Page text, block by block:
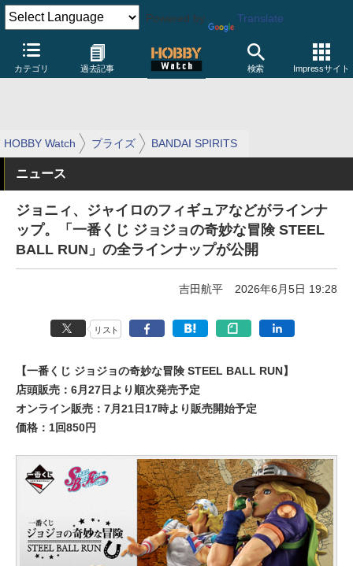
Powered by Translate
カテゴリ 過去記事 検索 Impressサイト
HOBBY Watch プライズ BANDAI SPIRITS
ニュース
ジョニィ、ジャイロのフィギュアなどがラインナ
ップ。「一番くじ ジョジョの奇妙な冒険 STEEL
BALL RUN」の全ラインナップが公開
吉田航平 2026年6月5日 19:28
リスト
【一番くじ ジョジョの奇妙な冒険 STEEL BALL RUN】
店頭販売：6月27日より順次発売予定
オンライン販売：7月21日17時より販売開始予定
価格：1回850円